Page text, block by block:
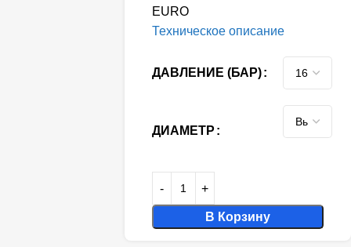
EURO
Техническое описание
ДАВЛЕНИЕ (БАР)
ДИАМЕТР
В Корзину